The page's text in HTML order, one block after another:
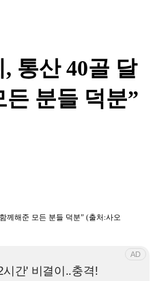
, 통산 40골 달
분들 덕분”
께해준 모든 분들 덕분” (출처:사오